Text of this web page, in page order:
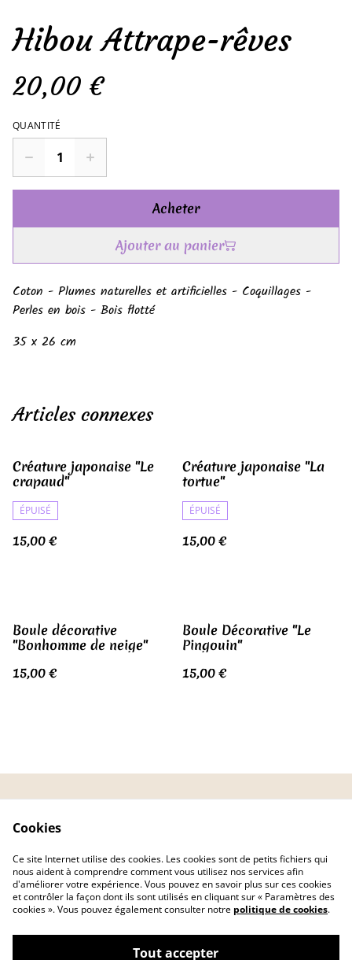
Hibou Attrape-rêves
20,00 €
QUANTITÉ
Acheter
Ajouter au panier
Coton - Plumes naturelles et artificielles - Coquillages -
Perles en bois - Bois flotté
35 x 26 cm
Articles connexes
Créature japonaise "Le
crapaud"
ÉPUISÉ
15,00 €
Créature japonaise "La
tortue"
ÉPUISÉ
15,00 €
Boule décorative
"Bonhomme de neige"
15,00 €
Boule Décorative "Le
Pingouin"
15,00 €
Livraison
Cookies
Ce site Internet utilise des cookies. Les cookies sont de petits fichiers qui
nous aident à comprendre comment vous utilisez nos services afin
d'améliorer votre expérience. Vous pouvez en savoir plus sur ces cookies
et contrôler la façon dont ils sont utilisés en cliquant sur « Paramètres des
cookies ». Vous pouvez également consulter notre politique de cookies.
Tout accepter